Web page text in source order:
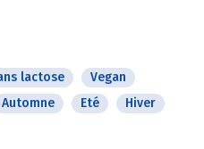
lactose
Vegan
Automne Eté
Hiver